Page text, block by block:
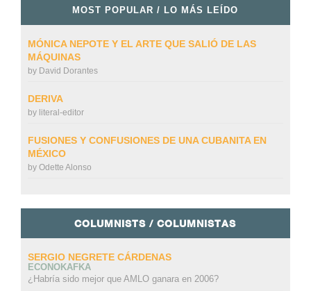
MOST POPULAR / LO MÁS LEÍDO
MÓNICA NEPOTE Y EL ARTE QUE SALIÓ DE LAS
MÁQUINAS
by David Dorantes
DERIVA
by literal-editor
FUSIONES Y CONFUSIONES DE UNA CUBANITA EN
MÉXICO
by Odette Alonso
COLUMNISTS / COLUMNISTAS
SERGIO NEGRETE CÁRDENAS
ECONOKAFKA
¿Habría sido mejor que AMLO ganara en 2006?